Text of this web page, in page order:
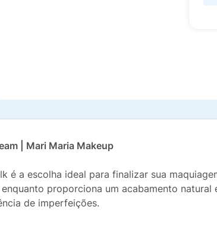
| Mari Maria Makeup
é a escolha ideal para finalizar sua
proporciona um acabamento
de imperfeições.